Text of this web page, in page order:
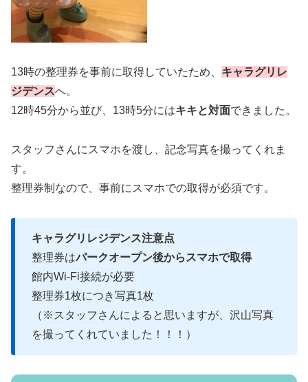
13時の整理券を事前に取得していたため、 キャラグリレ
ジデンスへ。
12時45分から並び、13時5分にはキキと対面できました。
スタッフさんにスマホを渡し、記念写真を撮ってくれま
す。
整理券制なので、事前にスマホでの取得が必須です。
キャラグリレジデンス注意点
整理券はパークオープン後からスマホで取得
館内Wi-Fi接続が必要
整理券1枚につき写真1枚
（※スタッフさんによると思いますが、沢山写真
を撮ってくれていました！！！）